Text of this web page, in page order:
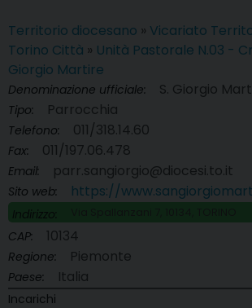
Territorio diocesano » Vicariato
Torino Città » Unità Pastorale N.03 -
Giorgio Martire
Denominazione ufficiale: S. Giorgio
Tipo: Parrocchia
Telefono: 011/318.14.60
Fax: 011/197.06.478
Email: parr.sangiorgio@diocesi.to.it
Sito web: https://
Indirizzo:
CAP: 10134
Regione: Piemonte
Paese: Italia
Incarichi